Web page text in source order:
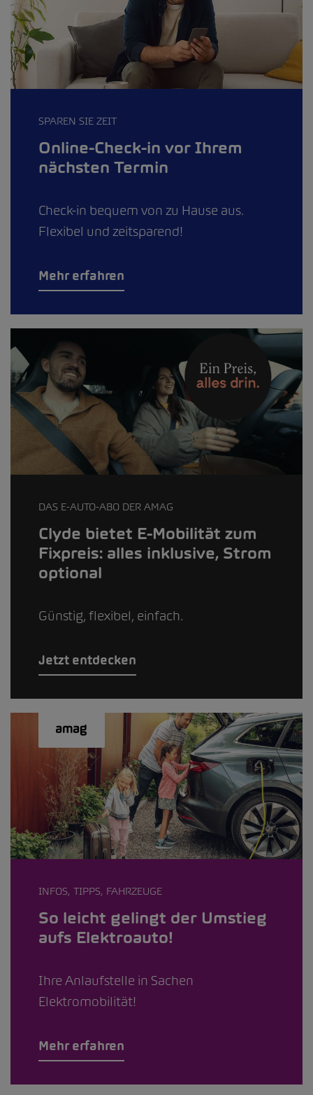
SPAREN SIE ZEIT
Online-Check-in vor Ihrem
nächsten Termin
Check-in bequem von zu Hause aus.
Flexibel und zeitsparend!
Mehr erfahren
DAS E-AUTO-ABO DER AMAG
Clyde bietet E-Mobilität zum
Fixpreis: alles inklusive, Strom
optional
Günstig, flexibel, einfach.
Jetzt entdecken
INFOS, TIPPS, FAHRZEUGE
So leicht gelingt der Umstieg
aufs Elektroauto!
Ihre Anlaufstelle in Sachen
Elektromobilität!
Mehr erfahren